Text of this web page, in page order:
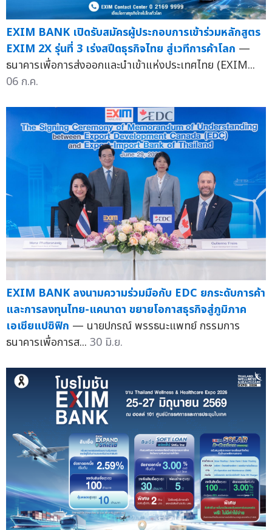
EXIM BANK เปิดรับสมัครผู้ประกอบการเข้าร่วมหลักสูตร
EXIM 2X รุ่นที่ 3 เร่งสปีดธุรกิจไทย สู่เวทีการค้าโลก —
ธนาคารเพื่อการส่งออกและนำเข้าแห่งประเทศไทย (EXIM...
06 ก.ค.
EXIM BANK ลงนามความร่วมมือกับ EDC ยกระดับการค้า
และการลงทุนไทย-แคนาดา ขยายโอกาสธุรกิจสู่ภูมิภาค
เอเชียแปซิฟิก — นายปกรณ์ พรรธนะแพทย์ กรรมการ
ธนาคารเพื่อการส... 30 มิ.ย.